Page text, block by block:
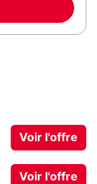
Voir l'offre
Voir l'offre